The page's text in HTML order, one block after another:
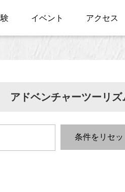
イベント アクセス
アドベンチャーツーリズ
条件をリセッ